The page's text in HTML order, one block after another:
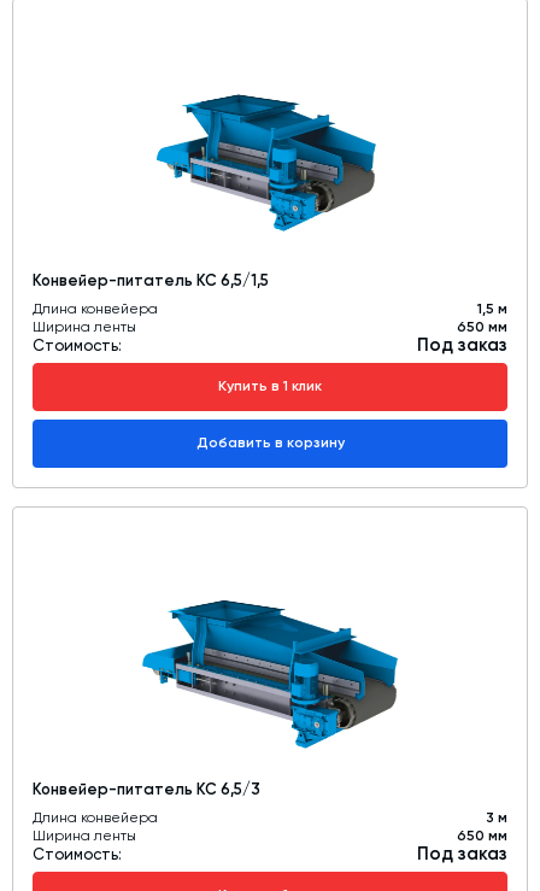
Конвейер-питатель КС 6,5/1,5
Длина конвейера
1,5 м
Ширина ленты
650 мм
Стоимость: Под заказ
Купить в 1 клик
Добавить в корзину
Конвейер-питатель КС 6,5/3
Длина конвейера
3 м
Ширина ленты
650 мм
Стоимость: Под заказ